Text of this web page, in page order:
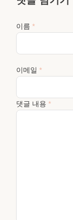
이름 *
이메일 *
댓글 내용 *